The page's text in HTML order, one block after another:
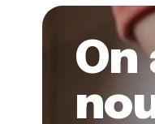
On